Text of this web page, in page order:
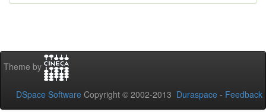
Theme by
DSpace Software Copyright © 2002-2013 Duraspace - Feedback